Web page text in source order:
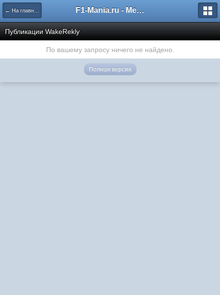
← На главную F1-Mania.ru - Международный чемпионат по симрейсингу
Публикации WakeRekly
По вашему запросу ничего не найдено.
Полная версия